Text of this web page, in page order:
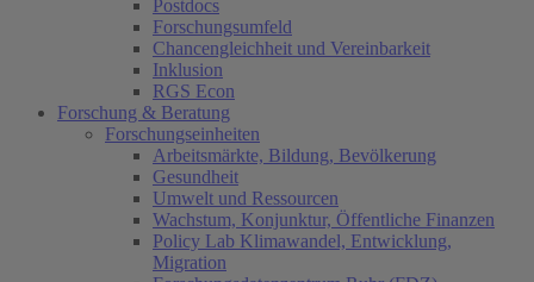
Postdocs
Forschungsumfeld
Chancengleichheit und Vereinbarkeit
Inklusion
RGS Econ
Forschung & Beratung
Forschungseinheiten
Arbeitsmärkte, Bildung, Bevölkerung
Gesundheit
Umwelt und Ressourcen
Wachstum, Konjunktur, Öffentliche Finanzen
Policy Lab Klimawandel, Entwicklung,
Migration